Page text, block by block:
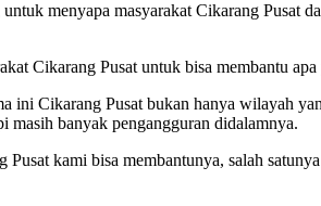
menyapa masyarakat Cikarang Pusat
Cikarang Pusat untuk bisa membantu
Cikarang Pusat bukan hanya wilayah
masih banyak pengangguran didalamnya.
kami bisa membantunya, salah